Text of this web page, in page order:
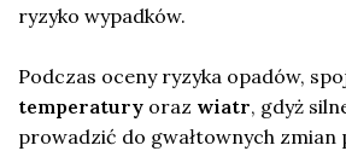
ryzyko wypadków.
Podczas oceny ryzyka opadów,
temperatury oraz wiatr, gdyż
prowadzić do gwałtownych